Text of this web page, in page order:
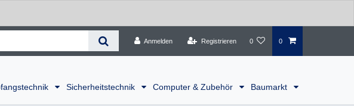
Anmelden Registrieren 0 0
Sicherheitstechnik Computer & Zubehör Baumarkt